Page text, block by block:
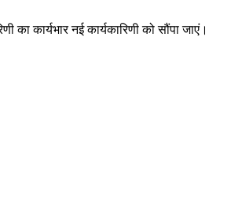
कार्यभार नई कार्यकारिणी को सौंपा जाएं।